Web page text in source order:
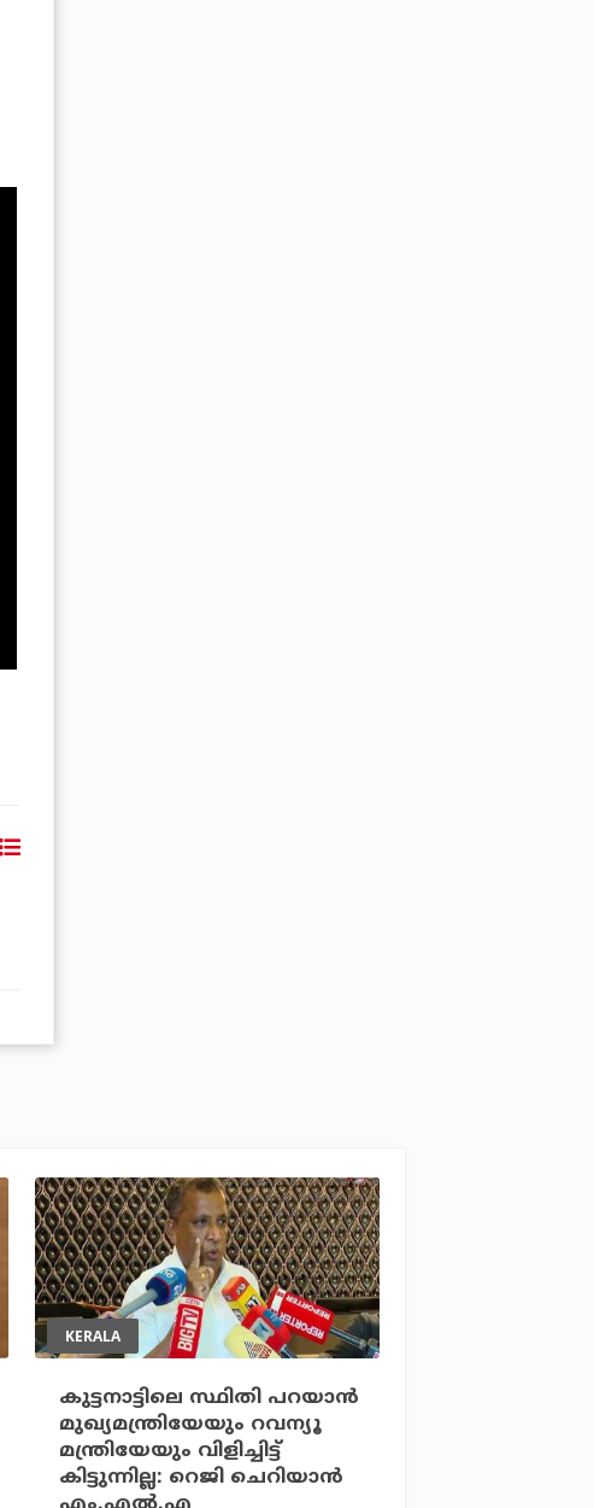
KERALA
കുട്ടനാട്ടിലെ സ്ഥിതി പറയാന്‍
മുഖ്യമന്ത്രിയേയും റവന്യൂ
മന്ത്രിയേയും വിളിച്ചിട്ട്
കിട്ടുന്നില്ല: റെജി ചെറിയാന്‍